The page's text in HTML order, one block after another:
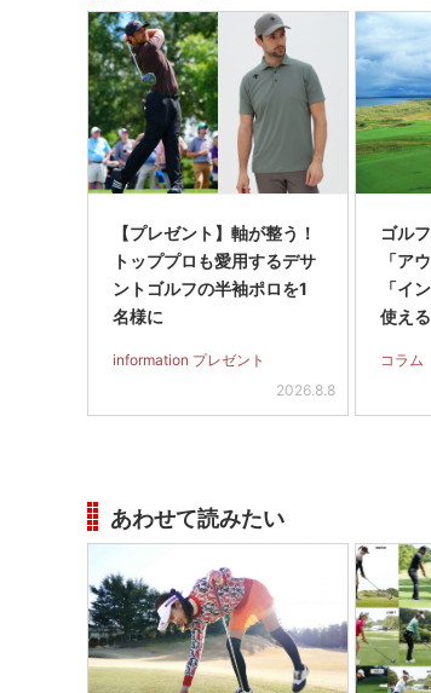
【プレゼント】軸が整う！
トッププロも愛用するデサ
ントゴルフの半袖ポロを1
名様に
information プレゼント
2026.8.8
ゴル
「ア
「イ
使え
コラム
あわせて読みたい